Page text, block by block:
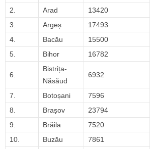
2.
Arad 13420
3.
Argeș 17493
4.
Bacău 15500
5.
Bihor 16782
6.
Bistrița-
Năsăud
6932
7. Botoșani 7596
8.
Brașov 23794
9.
Brăila 7520
10.
Buzău 7861